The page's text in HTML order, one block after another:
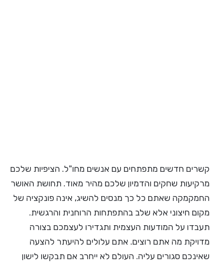
קשרים חדשים מתפתחים עם אנשים מחו"ל. הציפיות שלכם
מרקיעות שחקים והדמיון שלכם מהיר מאוד. תחושת האושר
החמקמקה שאתם כל כך מנסים להשיג, אינה פונקציה של
מקום חיצוני אלא שלב בהתפתחות הרוחנית והרגשית.
תעבדו על המודעות העצמית ותגדירו לעצמכם בצורה
מדויקת מה אתם רוצים. אתם עלולים להיעתר להצעה
שאינכם סגורים עליה. העולם לא ייחרב אם תבקשו לישון